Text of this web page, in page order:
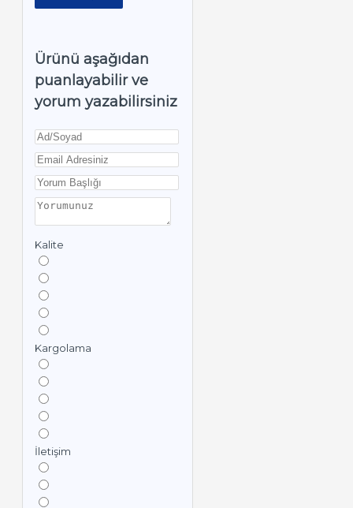
Ürünü aşağıdan
puanlayabilir ve
yorum yazabilirsiniz
Kalite
Kargolama
İletişim